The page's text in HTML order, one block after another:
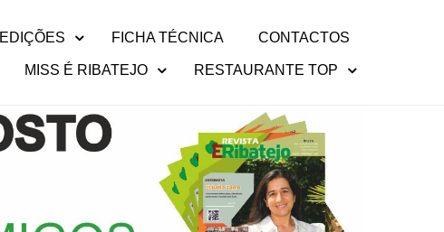
EDIÇÕES FICHA TÉCNICA CONTACTOS
MISS É RIBATEJO RESTAURANTE TOP